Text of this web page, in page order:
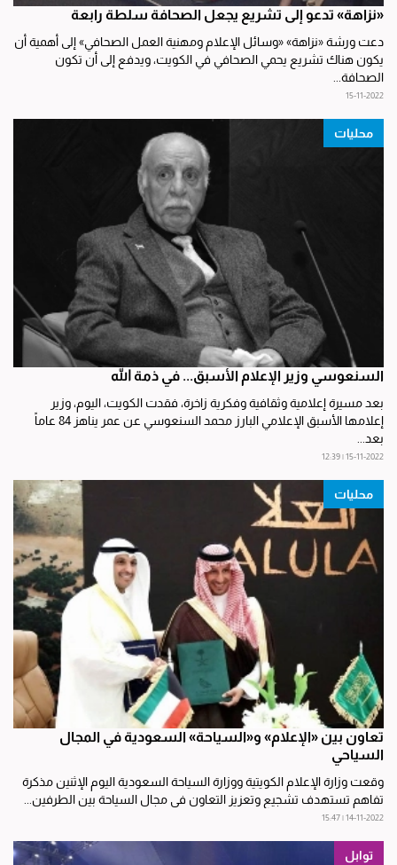
«نزاهة» تدعو إلى تشريع يجعل الصحافة سلطة رابعة
دعت ورشة «نزاهة» «وسائل الإعلام ومهنية العمل الصحافي» إلى أهمية أن
يكون هناك تشريع يحمي الصحافي في الكويت، ويدفع إلى أن تكون
الصحافة...
15-11-2022
محليات
السنعوسي وزير الإعلام الأسبق... في ذمة الله
بعد مسيرة إعلامية وثقافية وفكرية زاخرة، فقدت الكويت، اليوم، وزير
إعلامها الأسبق الإعلامي البارز محمد السنعوسي عن عمر يناهز 84 عاماً
بعد...
15-11-2022 | 12:39
محليات
تعاون بين «الإعلام» و«السياحة» السعودية في المجال
السياحي
وقعت وزارة الإعلام الكويتية ووزارة السياحة السعودية اليوم الإثنين مذكرة
تفاهم تستهدف تشجيع وتعزيز التعاون في مجال السياحة بين الطرفين...
14-11-2022 | 15:47
توابل